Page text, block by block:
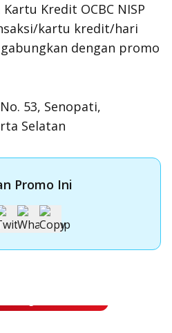
Kredit OCBC NISP
kartu kredit/hari
dengan promo
53, Senopati,
Selatan
Promo Ini
OCBC